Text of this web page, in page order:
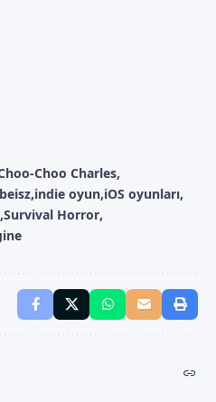
Choo Charles
indie oyun iOS oyunları
Survival Horror